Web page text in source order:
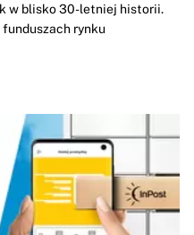
w blisko 30-letniej historii.
rynku